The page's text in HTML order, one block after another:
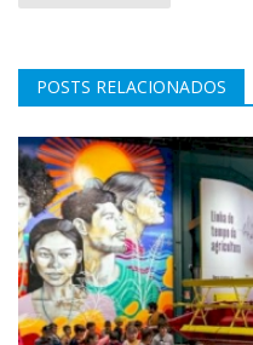
POSTS RELACIONADOS